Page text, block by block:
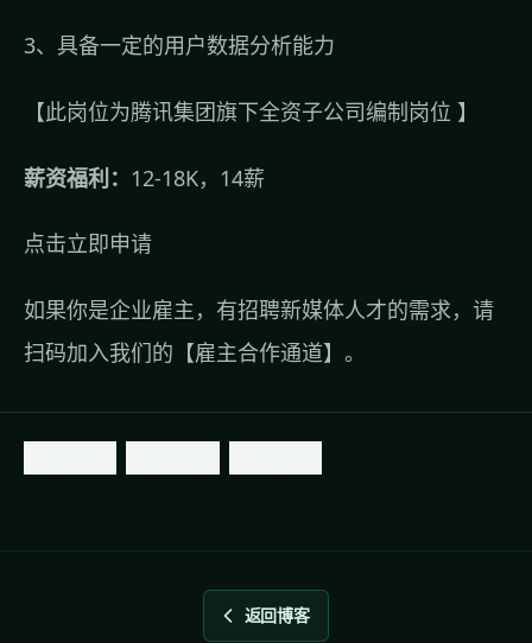
3、具备一定的用户数据分析能力
【此岗位为腾讯集团旗下全资子公司编制岗位 】
薪资福利： 12-18K，14薪
点击立即申请
如果你是企业雇主，有招聘新媒体人才的需求，请
扫码加入我们的【雇主合作通道】。
返回博客